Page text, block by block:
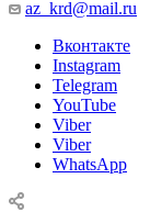
az_krd@mail.ru
Вконтакте
Instagram
Telegram
YouTube
Viber
Viber
WhatsApp